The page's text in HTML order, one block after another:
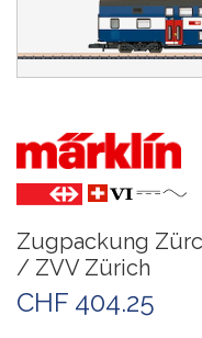
Zugpackung
/ ZVV Zürich
CHF 404.25